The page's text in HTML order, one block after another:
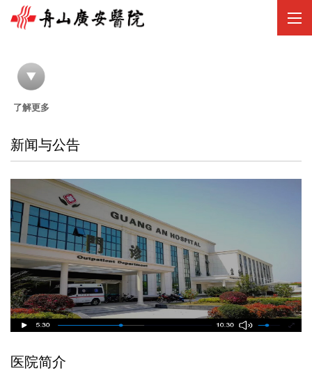
了解更多
新闻与公告
医院简介